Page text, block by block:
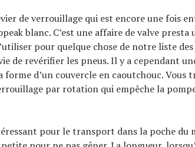
de verrouillage qui est encore une fois
blanc. C’est une affaire de valve
pour quelque chose de notre liste des
de revérifier les pneus. Il y a cependant
forme d’un couvercle en caoutchouc. Vous
par rotation qui empêche la
pour le transport dans la poche du